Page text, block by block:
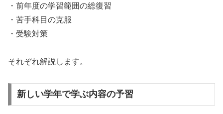
・前年度の学習範囲の総復習
・苦手科目の克服
・受験対策
それぞれ解説します。
新しい学年で学ぶ内容の予習